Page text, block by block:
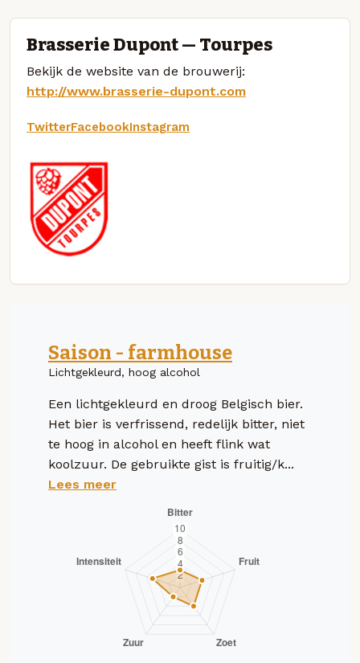
Brasserie Dupont — Tourpes
Bekijk de website van de brouwerij:
http://www.brasserie-dupont.com
TwitterFacebookInstagram
Saison - farmhouse
Lichtgekleurd, hoog alcohol
Een lichtgekleurd en droog Belgisch bier.
Het bier is verfrissend, redelijk bitter, niet
te hoog in alcohol en heeft flink wat
koolzuur. De gebruikte gist is fruitig/k...
Lees meer